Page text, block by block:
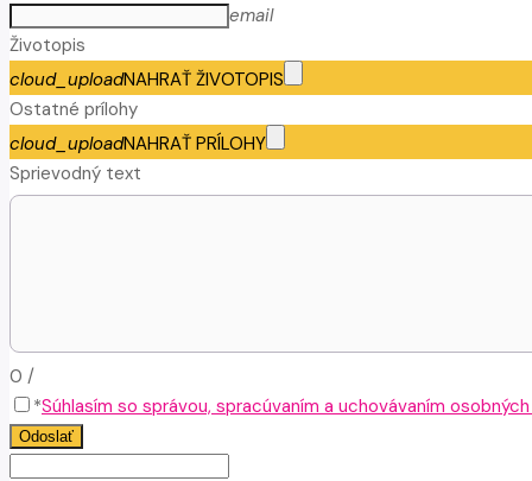
email
Životopis
cloud_uploadNAHRAŤ ŽIVOTOPIS
Ostatné prílohy
cloud_uploadNAHRAŤ PRÍLOHY
Sprievodný text
0 /
*Súhlasím so správou, spracúvaním a uchovávaním
Odoslať